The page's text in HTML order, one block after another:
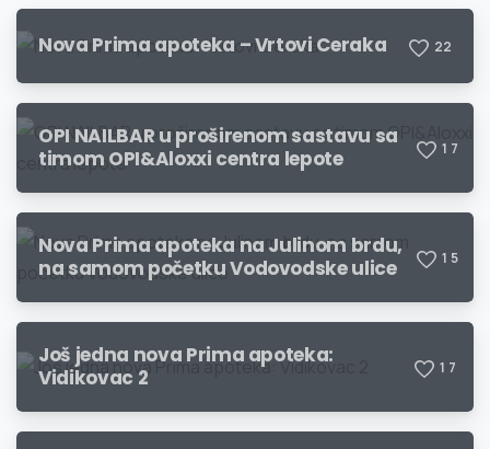
Nova Prima apoteka – Vrtovi Ceraka 22
OPI NAILBAR u proširenom sastavu sa
timom OPI&Aloxxi centra lepote
1 7
Nova Prima apoteka na Julinom brdu,
na samom početku Vodovodske ulice
1 5
Još jedna nova Prima apoteka:
Vidikovac 2
1 7